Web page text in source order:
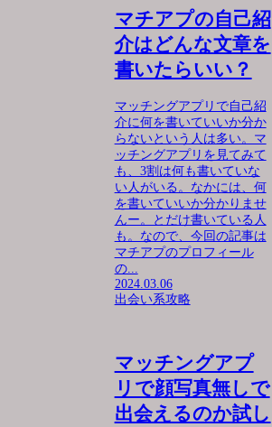
マチアプの自己紹
介はどんな文章を
書いたらいい？
マッチングアプリで自己紹
介に何を書いていいか分か
らないという人は多い。マ
ッチングアプリを見てみて
も、3割は何も書いていな
い人がいる。なかには、何
を書いていいか分かりませ
んー。とだけ書いている人
も。なので、今回の記事は
マチアプのプロフィール
の...
2024.03.06
出会い系攻略
マッチングアプ
リで顔写真無しで
出会えるのか試し